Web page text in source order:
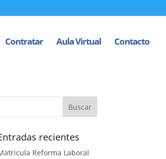
Contratar Aula Virtual Contacto
recientes
Reforma Laboral